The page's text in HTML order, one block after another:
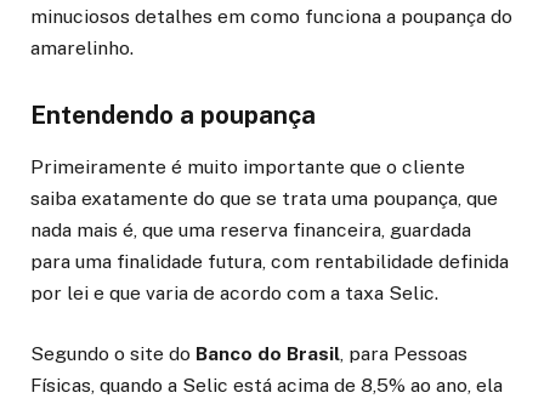
minuciosos detalhes em como funciona a poupança do
amarelinho.
Entendendo a poupança
Primeiramente é muito importante que o cliente
saiba exatamente do que se trata uma poupança, que
nada mais é, que uma reserva financeira, guardada
para uma finalidade futura, com rentabilidade definida
por lei e que varia de acordo com a taxa Selic.
Segundo o site do Banco do Brasil, para Pessoas
Físicas, quando a Selic está acima de 8,5% ao ano, ela